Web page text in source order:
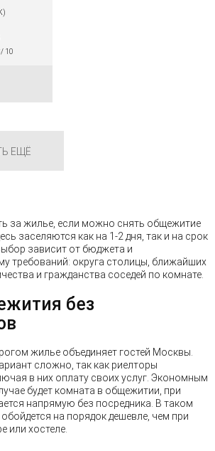
10
ЕЩЁ
за жилье, если можно снять общежитие
заселяются как на 1-2 дня, так и на срок
зависит от бюджета и
требований: округа столицы, ближайших
и гражданства соседей по комнате.
без
жилье объединяет гостей Москвы.
сложно, так как риелторы
в них оплату своих услуг. Экономным
будет комната в общежитии, при
напрямую без посредника. В таком
на порядок дешевле, чем при
или хостеле.